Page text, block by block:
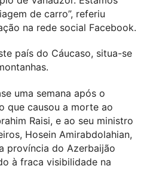
de carro”, referiu
na rede social Facebook.
país do Cáucaso, situa-se
uma semana após o
que causou a morte ao
Raisi, e ao seu ministro
Hosein Amirabdolahian,
província do Azerbaijão
à fraca visibilidade na